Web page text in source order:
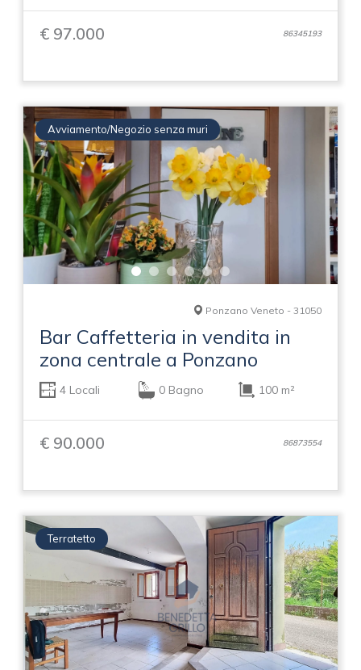
€ 97.000 86345193
Avviamento/Negozio senza muri
Ponzano Veneto - 31050
Bar Caffetteria in vendita in
zona centrale a Ponzano
4 Locali 0 Bagno 100 m²
€ 90.000 86873554
Terratetto